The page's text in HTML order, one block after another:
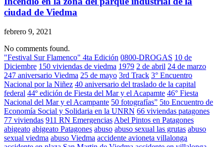
ciudad de Viedma
febrero 9, 2021
No comments found.
"Festival Sur Flamenco" 4ta Edición 0800-DROGAS 10 de
Diciembre 150 viviendas de viedma 1979 2 de abril 24 de marzo
247 aniversario Viedma 25 de mayo 3rd Track 3° Encuentro
Nacional por la Niñez 40 aniversario del traslado de la capital
federal 44º edición de Fiesta del Mar y el Acapamte 46° Fiesta
Nacional del Mar y el Acampante 50 fotografías” 5to Encuentro de
Economía Social y Solidaria en la UNRN 66 viviendas patagones
77 viviendas 911 RN Emergencias Abel Pintos en Patagones
abigeato abigeato Patagones abuso abuso sexual las grutas abuso
sexual viedma abuso Viedma accidente avioneta villalonga